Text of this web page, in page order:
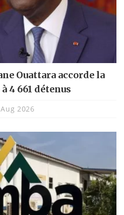
Ouattara accorde la
4 661 détenus
2026